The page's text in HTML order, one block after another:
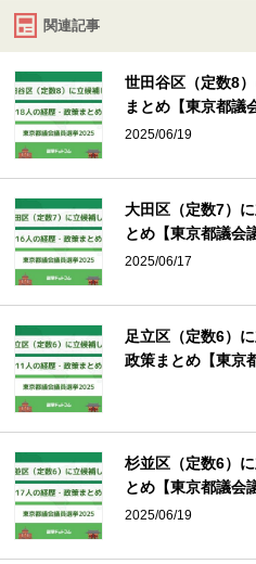
関連記事
世田谷区（定数8
まとめ【東京都議
2025/06/19
大田区（定数7）
とめ【東京都議会
2025/06/17
足立区（定数6）
政策まとめ【東京
杉並区（定数6）
とめ【東京都議会
2025/06/19